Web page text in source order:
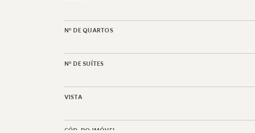
N° DE QUARTOS
N° DE SUÍTES
VISTA
CÓD. DO IMÓVEL